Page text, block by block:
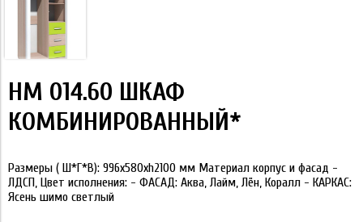
НМ 014.60 ШКАФ
КОМБИНИРОВАННЫЙ*
Размеры ( Ш*Г*В): 996x580xh2100 мм Материал корпус и фасад -
ЛДСП, Цвет исполнения: - ФАСАД: Аква, Лайм, Лён, Коралл - КАРКАС:
Ясень шимо светлый